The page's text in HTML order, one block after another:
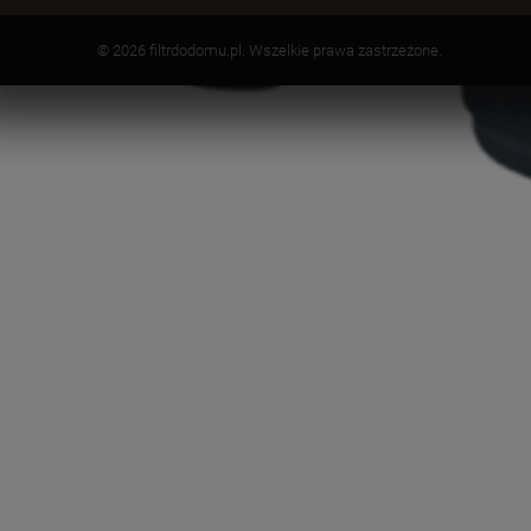
© 2026 filtrdodomu.pl. Wszelkie prawa zastrzeżone.